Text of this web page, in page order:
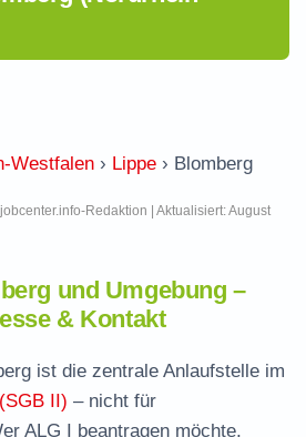
Westfalen › Lippe › Blomberg
Redaktion | Aktualisiert: August
und Umgebung –
& Kontakt
ist die zentrale Anlaufstelle im
II) – nicht für
ALG I beantragen möchte,